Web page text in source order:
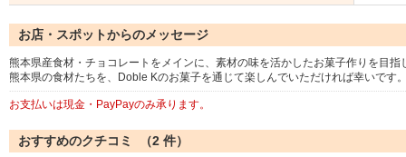
お店・スポットからのメッセージ
熊本県産食材・チョコレートをメインに、素材の味を活かしたお菓子作りを目指
熊本県の食材たちを、Doble Kのお菓子を通じて楽しんでいただければ幸いです
お支払いは現金・PayPayのみ承ります。
おすすめのクチコミ （2 件）